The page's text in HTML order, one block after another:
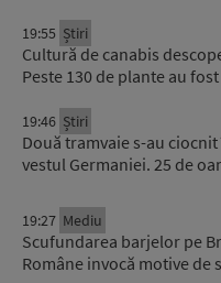
19:55 Știri
Cultură de canabis
Peste 130 de plante au
19:46 Știri
Două tramvaie s-au
vestul Germaniei. 25 de
19:27 Mediu
Scufundarea barjelor pe
Române invocă motive